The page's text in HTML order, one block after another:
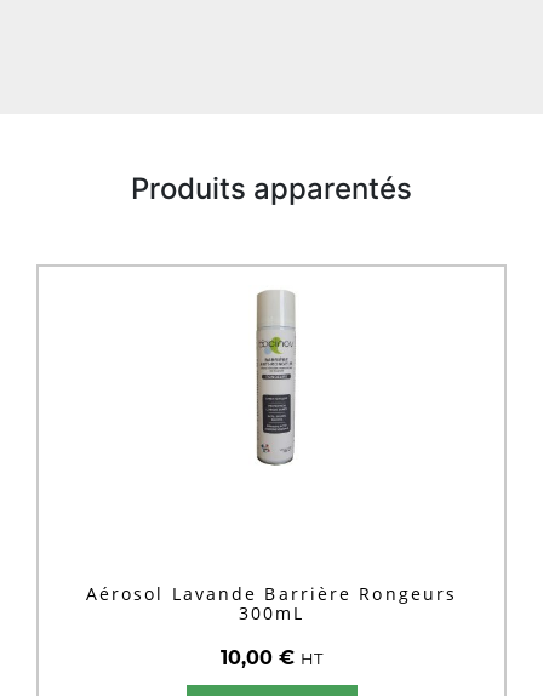
Produits apparentés
Aérosol Lavande Barrière Rongeurs
300mL
10,00 € HT